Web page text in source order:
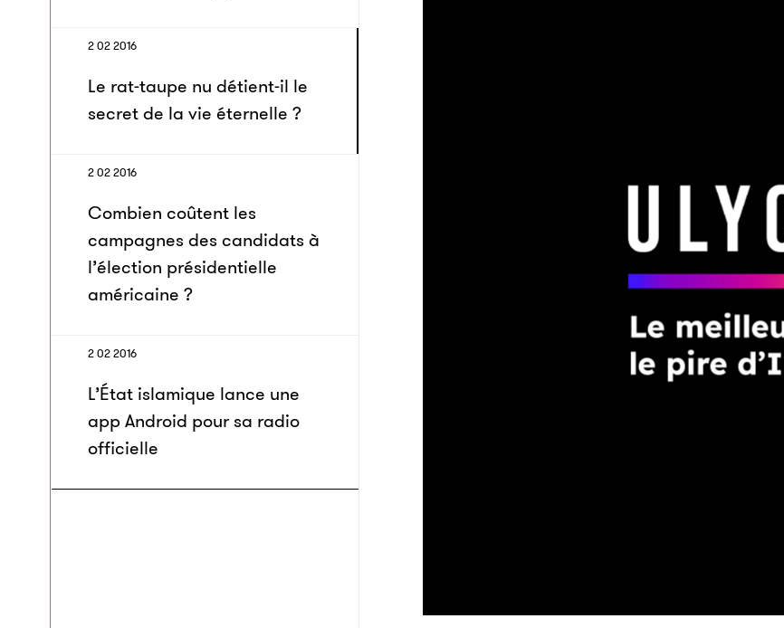
2 02 2016
Le rat-taupe nu détient-il le
secret de la vie éternelle ?
2 02 2016
Combien coûtent les
campagnes des candidats à
l’élection présidentielle
américaine ?
2 02 2016
L’État islamique lance une
app Android pour sa radio
officielle